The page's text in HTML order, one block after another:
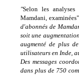
"Selon les
Mamdani,
d'abonnés de
soit une
augmenté de plus
utilisateurs en Inde,
Des messages
dans plus de 750